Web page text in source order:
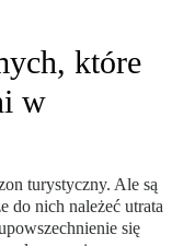
które
w
turystyczny. Ale są
do nich należeć utrata
się